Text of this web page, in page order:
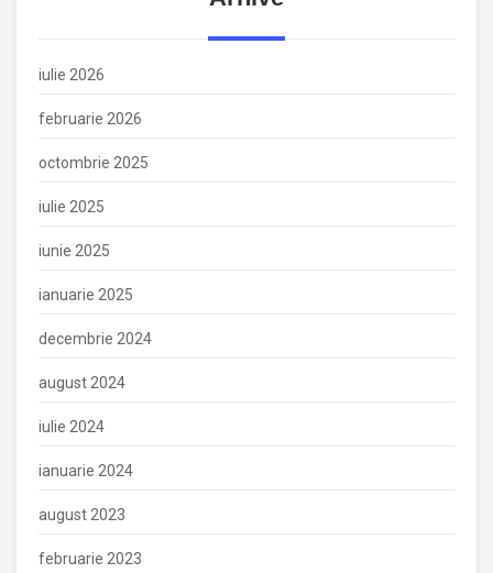
iulie 2026
februarie 2026
octombrie 2025
iulie 2025
iunie 2025
ianuarie 2025
decembrie 2024
august 2024
iulie 2024
ianuarie 2024
august 2023
februarie 2023